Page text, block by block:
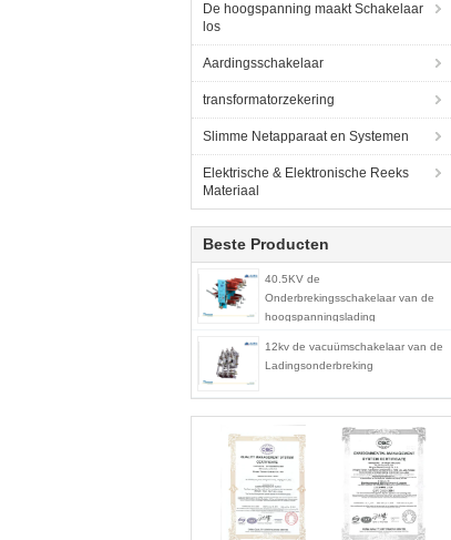
De hoogspanning maakt Schakelaar
los
Aardingsschakelaar
transformatorzekering
Slimme Netapparaat en Systemen
Elektrische & Elektronische Reeks
Materiaal
Beste Producten
40.5KV de
Onderbrekingsschakelaar van de
hoogspanningslading
12kv de vacuümschakelaar van de
Ladingsonderbreking